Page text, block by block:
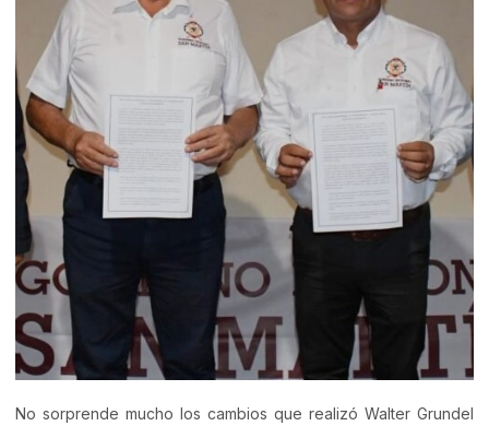
No sorprende mucho los cambios que realizó Walter Grundel